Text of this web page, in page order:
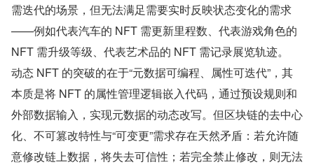
需迭代的场景，但无法满足需要实时反映状态变化的需求
——例如代表汽车的 NFT 需更新里程数、代表游戏角色的
NFT 需升级等级、代表艺术品的 NFT 需记录展览轨迹。
动态 NFT 的突破的在于“元数据可编程、属性可迭代”，其
本质是将 NFT 的属性管理逻辑嵌入代码，通过预设规则和
外部数据输入，实现元数据的动态改写。但区块链的去中心
化、不可篡改特性与“可变更”需求存在天然矛盾：若允许随
意修改链上数据，将失去可信性；若完全禁止修改，则无法